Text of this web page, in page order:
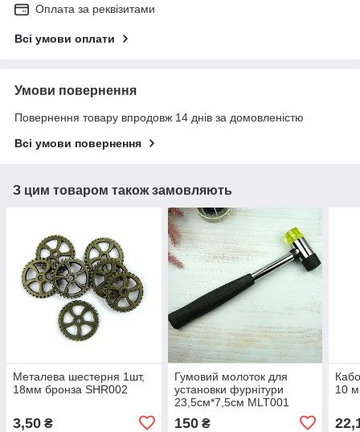
Оплата за реквізитами
Всі умови оплати
Умови повернення
Повернення товару впродовж 14 днів за домовленістю
Всі умови повернення
З цим товаром також замовляють
Металева шестерня 1шт,
18мм бронза SHR002
3,50 ₴
Гумовий молоток для
установки фурнітури
23,5см*7,5см MLT001
150₴
10